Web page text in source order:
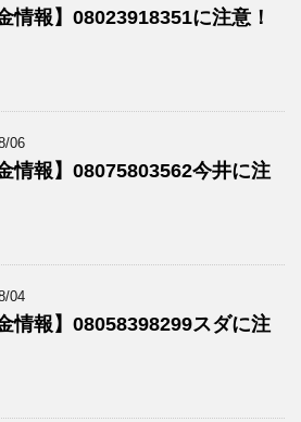
情報】08023918351に注意！
06
情報】08075803562今井に注
04
情報】08058398299スダに注